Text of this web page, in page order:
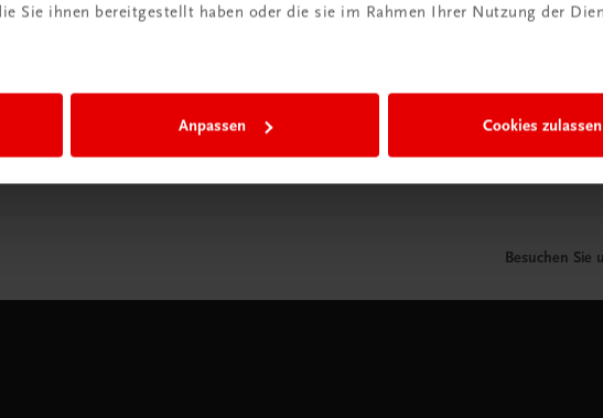
Sie ihnen bereitgestellt haben oder die sie im Rahmen Ihrer Nutzung der
Anpassen Cookies zulassen
Österreich/Austria
WhatsApp:+43 664 88 58 69 41
mehr erfahren
Besuchen Sie